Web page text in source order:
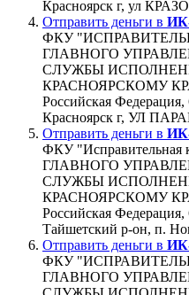
Красноярск г, ул
Отправить деньги в
ФКУ
ГЛАВНОГО
СЛУЖБЫ
КРАСНОЯРСКОМУ
Российская
Красноярск г, УЛ
Отправить деньги в
ФКУ
ГЛАВНОГО
СЛУЖБЫ
КРАСНОЯРСКОМУ
Российская
Тайшетский р-он, п.
Отправить деньги в
ФКУ
ГЛАВНОГО